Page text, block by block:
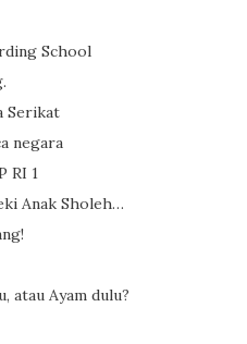
School
Serikat
negara
RI 1
Anak Sholeh…
atau Ayam dulu?